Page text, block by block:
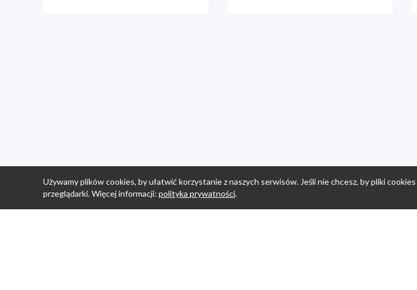
Używamy plików cookies, by ułatwić korzystanie z naszych serwisów. Jeśli nie chcesz, by pliki
przeglądarki. Więcej informacji: polityka prywatności.